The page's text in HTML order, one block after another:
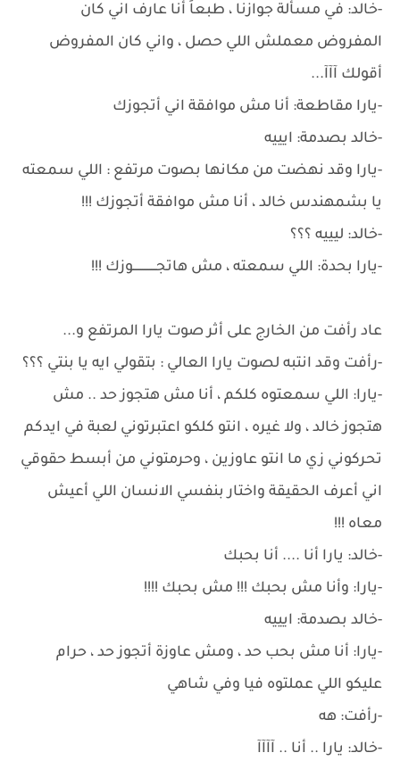
-خالد: في مسألة جوازنا ، طبعاً أنا عارف اني كان
المفروض معملش اللي حصل ، واني كان المفروض
أقولك آآآ...
-يارا مقاطعة: أنا مش موافقة اني أتجوزك
-خالد بصدمة: ايييه
-يارا وقد نهضت من مكانها بصوت مرتفع : اللي سمعته
يا بشمهندس خالد ، أنا مش موافقة أتجوزك !!!
-خالد: ليييه ؟؟؟
-يارا بحدة: اللي سمعته ، مش هاتجـــــــــــــوزك !!!
عاد رأفت من الخارج على أثر صوت يارا المرتفع و...
-رأفت وقد انتبه لصوت يارا العالي : بتقولي ايه يا بنتي ؟؟؟
-يارا: اللي سمعتوه كلكم ، أنا مش هتجوز حد .. مش
هتجوز خالد ، ولا غيره ، انتو كلكو اعتبرتوني لعبة في ايدكم
تحركوني زي ما انتو عاوزين ، وحرمتوني من أبسط حقوقي
اني أعرف الحقيقة واختار بنفسي الانسان اللي أعيش
معاه !!!
-خالد: يارا أنا .... أنا بحبك
-يارا: وأنا مش بحبك !!! مش بحبك !!!!
-خالد بصدمة: ايييه
-يارا: أنا مش بحب حد ، ومش عاوزة أتجوز حد ، حرام
عليكو اللي عملتوه فيا وفي شاهي
-رأفت: هه
-خالد: يارا .. أنا .. آآآآ